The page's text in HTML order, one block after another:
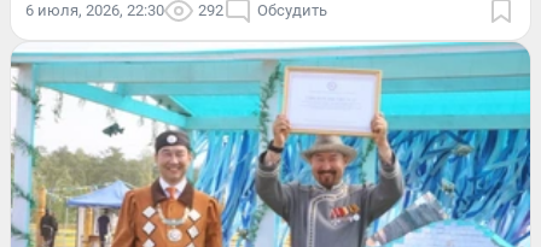
6 июля, 2026, 22:30 292 Обсудить